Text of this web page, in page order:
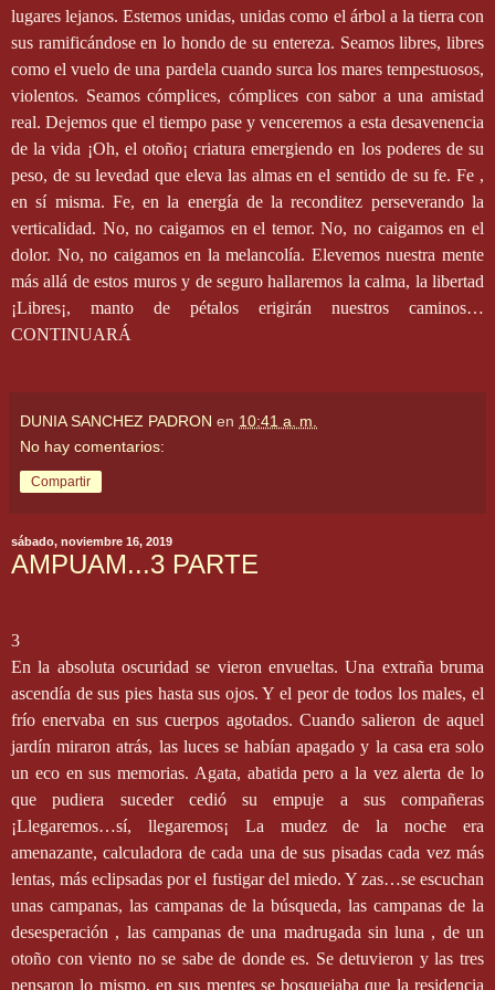
lugares lejanos. Estemos unidas, unidas como el árbol a la tierra con
sus ramificándose en lo hondo de su entereza. Seamos libres, libres
como el vuelo de una pardela cuando surca los mares tempestuosos,
violentos. Seamos cómplices, cómplices con sabor a una amistad
real. Dejemos que el tiempo pase y venceremos a esta desavenencia
de la vida ¡Oh, el otoño¡ criatura emergiendo en los poderes de su
peso, de su levedad que eleva las almas en el sentido de su fe. Fe ,
en sí misma. Fe, en la energía de la reconditez perseverando la
verticalidad. No, no caigamos en el temor. No, no caigamos en el
dolor. No, no caigamos en la melancolía. Elevemos nuestra mente
más allá de estos muros y de seguro hallaremos la calma, la libertad
¡Libres¡, manto de pétalos erigirán nuestros caminos…
CONTINUARÁ
DUNIA SANCHEZ PADRON en 10:41 a. m.
No hay comentarios:
Compartir
sábado, noviembre 16, 2019
AMPUAM...3 PARTE
3
En la absoluta oscuridad se vieron envueltas. Una extraña bruma
ascendía de sus pies hasta sus ojos. Y el peor de todos los males, el
frío enervaba en sus cuerpos agotados. Cuando salieron de aquel
jardín miraron atrás, las luces se habían apagado y la casa era solo
un eco en sus memorias. Agata, abatida pero a la vez alerta de lo
que pudiera suceder cedió su empuje a sus compañeras
¡Llegaremos…sí, llegaremos¡ La mudez de la noche era
amenazante, calculadora de cada una de sus pisadas cada vez más
lentas, más eclipsadas por el fustigar del miedo. Y zas…se escuchan
unas campanas, las campanas de la búsqueda, las campanas de la
desesperación , las campanas de una madrugada sin luna , de un
otoño con viento no se sabe de donde es. Se detuvieron y las tres
pensaron lo mismo, en sus mentes se bosquejaba que la residencia